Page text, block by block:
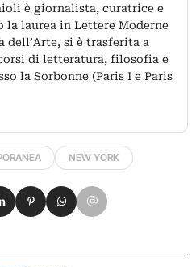
è giornalista, curatrice e
la laurea in Lettere Moderne
dell’Arte, si è trasferita a
di letteratura, filosofia e
la Sorbonne (Paris I e Paris
NEW YORK
su Xsu LinkedIn
Condividi su Pinterest
Condividi su WhatsApp
Condividi su Email